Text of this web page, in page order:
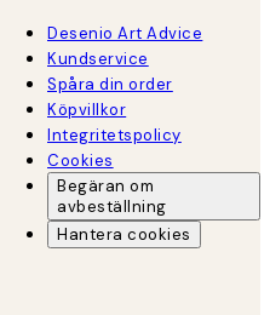
Desenio Art Advice
Kundservice
Spåra din order
Köpvillkor
Integritetspolicy
Cookies
Begäran om
avbeställning
Hantera cookies